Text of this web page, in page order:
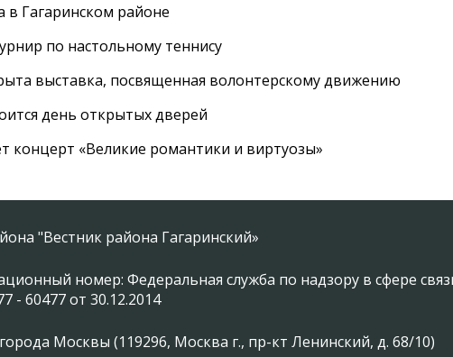
в Гагаринском районе
по настольному теннису
выставка, посвященная волонтерскому движению
день открытых дверей
концерт «Великие романтики и виртуозы»
"Вестник района Гагаринский»
номер: Федеральная служба по надзору в сфере
- 60477 от 30.12.2014
Москвы (119296, Москва г., пр-кт Ленинский, д. 68/10)